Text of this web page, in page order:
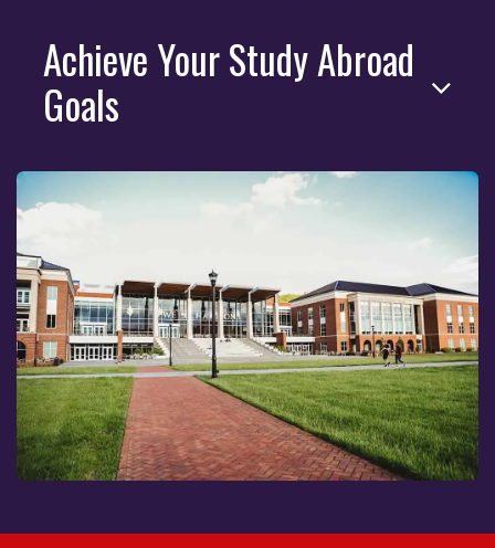
Achieve Your Study Abroad
Goals